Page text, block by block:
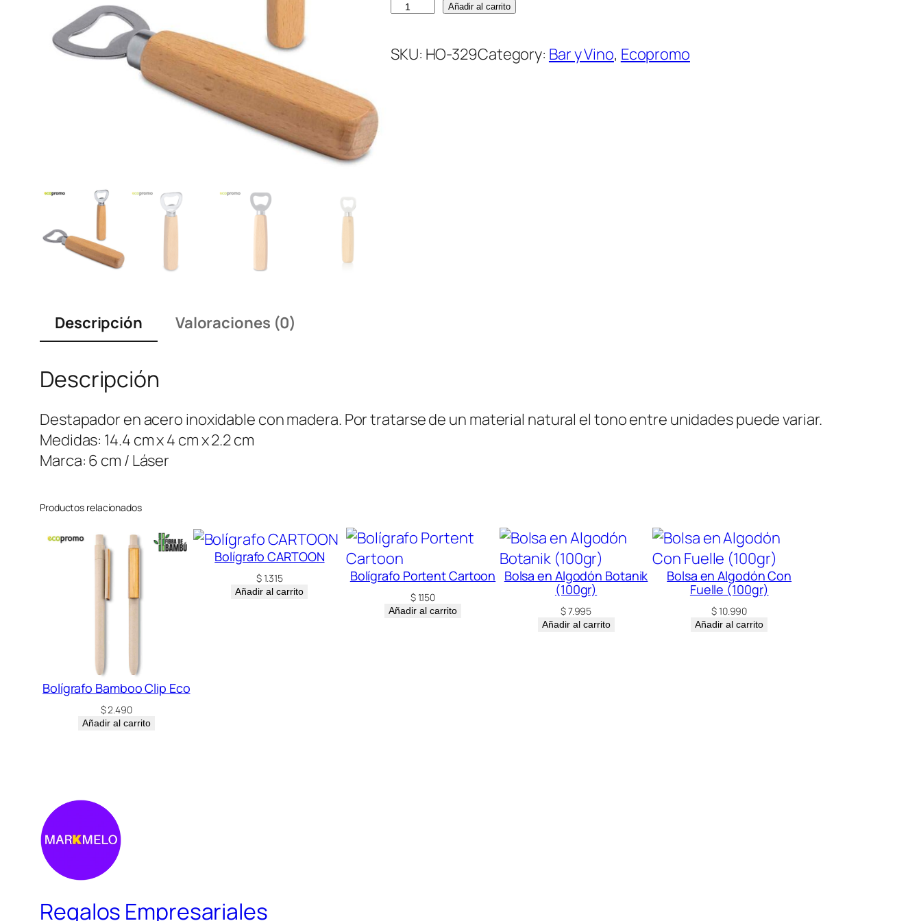
D
s
d
Añadir al carrito
SKU: HO-329Category: Bar y Vino, Ecopromo
Descripción Valoraciones (0)
Descripción
Destapador en acero inoxidable con madera. Por tratarse de un material natural el tono entre unidades puede variar.
Medidas: 14.4 cm x 4 cm x 2.2 cm
Marca: 6 cm / Láser
Productos relacionados
Bolígrafo Bamboo Clip Eco
$2.490
Añadir al carrito
Bolígrafo CARTOON
$1.315
Añadir al carrito
Bolígrafo Portent Cartoon
$1.150
Añadir al carrito
Bolsa en Algodón Botanik
(100gr)
$7.995
Añadir al carrito
Bolsa en Algodón Con
Fuelle (100gr)
$10.990
Añadir al carrito
Regalos Empresariales